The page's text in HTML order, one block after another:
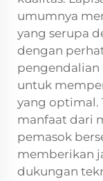
umumnya
yang serupa
dengan
pengendalian
untuk
yang optimal.
manfaat dari
pemasok
memberikan
dukungan